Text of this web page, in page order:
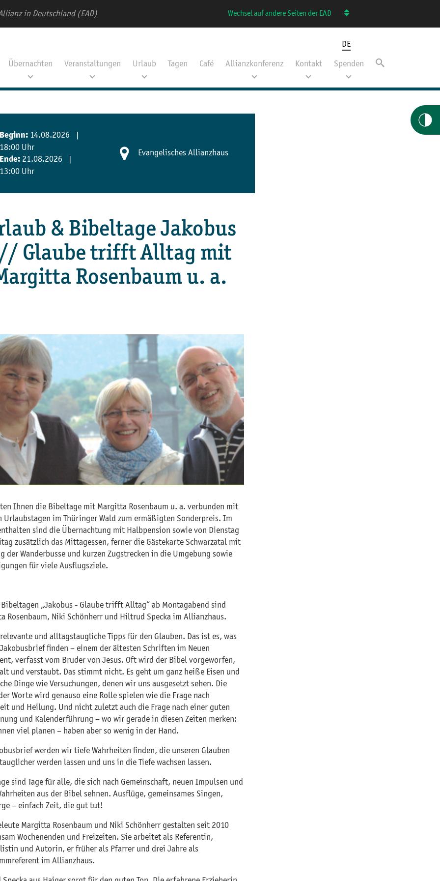
in Deutschland (EAD) Wechsel auf andere Seiten der EAD
Übernachten Veranstaltungen Urlaub Tagen Café Allianzkonferenz Kontakt Spenden
DE
Beginn: 14.08.2026 |
18:00 Uhr
Ende: 21.08.2026 |
13:00 Uhr
Evangelisches Allianzhaus
& Bibeltage Jakobus
Glaube trifft Alltag mit
Rosenbaum u. a.
Ihnen die Bibeltage mit Margitta Rosenbaum u. a. verbunden mit
Urlaubstagen im Thüringer Wald zum ermäßigten Sonderpreis. Im
sind die Übernachtung mit Halbpension sowie von Dienstag
zusätzlich das Mittagessen, ferner die Gästekarte Schwarzatal mit
der Wanderbusse und kurzen Zugstrecken in die Umgebung sowie
für viele Ausflugsziele.
Bibeltagen „Jakobus - Glaube trifft Alltag“ ab Montagabend sind
Rosenbaum, Niki Schönherr und Hiltrud Specka im Allianzhaus.
und alltagstaugliche Tipps für den Glauben. Das ist es, was
finden – einem der ältesten Schriften im Neuen
verfasst vom Bruder von Jesus. Oft wird der Bibel vorgeworfen,
und verstaubt. Das stimmt nicht. Es geht um ganz heiße Eisen und
Dinge wie Versuchungen, denen wir uns ausgesetzt sehen. Die
Worte wird genauso eine Rolle spielen wie die Frage nach
und Heilung. Und nicht zuletzt auch die Frage nach einer guten
und Kalenderführung – wo wir gerade in diesen Zeiten merken:
viel planen – haben aber so wenig in der Hand.
werden wir tiefe Wahrheiten finden, die unseren Glauben
werden lassen und uns in die Tiefe wachsen lassen.
sind Tage für alle, die sich nach Gemeinschaft, neuen Impulsen und
aus der Bibel sehnen. Ausflüge, gemeinsames Singen,
– einfach Zeit, die gut tut!
Margitta Rosenbaum und Niki Schönherr gestalten seit 2010
Wochenenden und Freizeiten. Sie arbeitet als Referentin,
und Autorin, er früher als Pfarrer und drei Jahre als
im Allianzhaus.